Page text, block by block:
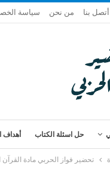
أتصل بنا من نحن سياسة
حل اسئلة الكتاب أهداف
تحضير فواز الحربي مادة القرآن